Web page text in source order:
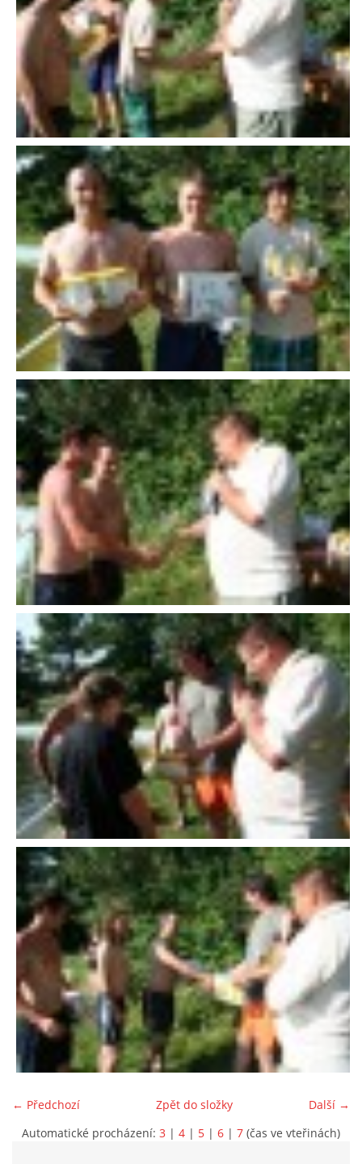
SEZNAM ČLENŮ SDH
MLADÍ HASIČI
LETNÍ AREÁL U NÁDRŽKY
HISTORIE
VAROVÁNÍ OBYVATELSTVA
HASIČSKÉ DESATERO
SVATÝ FLORIÁN
ODKAZY NA WWW.STRÁNKY
Kontakt
SDH Licomělice
538 03 Heřmanův Městec
Bankovní spojení:
224985128/0600
IČO: 64782832
Gmail: sdhlicomelice@gmail.com
607 276 682 - starosta SDH
sdhlicomelice@seznam.cz
© 2026 eStránky.cz
← Předchozí Další →
Zpět do složky
Automatické procházení: 3 | 4 | 5 | 6 | 7 (čas ve vteřinách)